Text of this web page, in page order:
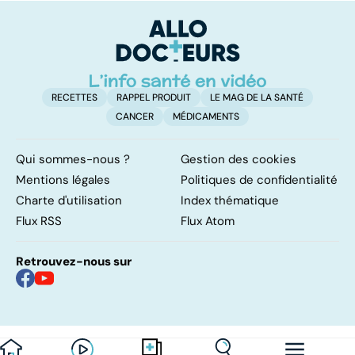
RECETTES RAPPEL PRODUIT
LE MAG DE LA SANTÉ
CANCER
MÉDICAMENTS
Qui sommes-nous ?
Gestion des cookies
Mentions légales
Politiques de confidentialité
Charte d'utilisation
Index thématique
Flux RSS
Flux Atom
Retrouvez-nous sur